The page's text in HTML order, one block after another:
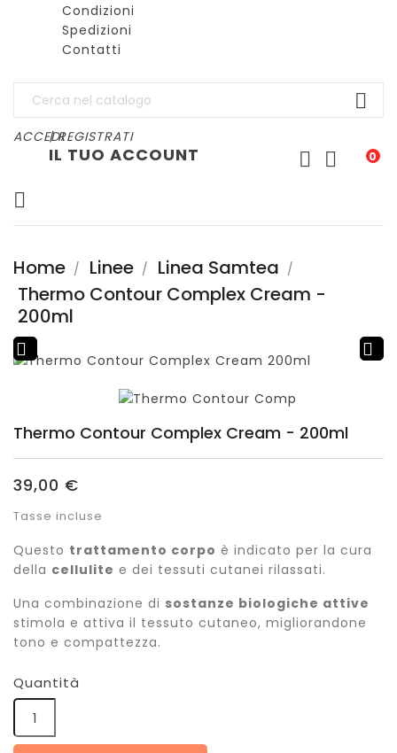
Condizioni
Spedizioni
Contatti

ACCEDI| REGISTRATI
0
IL TUO ACCOUNT 


Home Linee
Linea Samtea
Thermo Contour Complex Cream -
200ml
 
Thermo Contour Complex Cream - 200ml
39,00 €
Tasse incluse
Questo trattamento corpo è indicato per la cura
della cellulite e dei tessuti cutanei rilassati.
Una combinazione di sostanze biologiche attive
stimola e attiva il tessuto cutaneo, migliorandone
tono e compattezza.
Quantità